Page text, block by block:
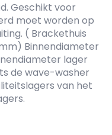
Geschikt voor
moet worden op
( Brackethuis
Binnendiameter
lager
de wave-washer
van het